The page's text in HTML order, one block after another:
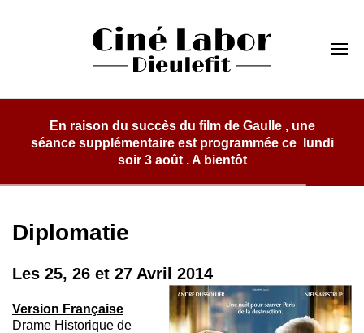
Cinéma Labor
Dieulefit
, une
ce lundi
Diplomatie
Les 25, 26 et 27 Avril 2014
Version Française
Drame Historique de